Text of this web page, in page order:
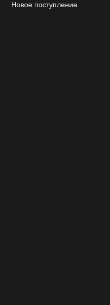
Новое поступление